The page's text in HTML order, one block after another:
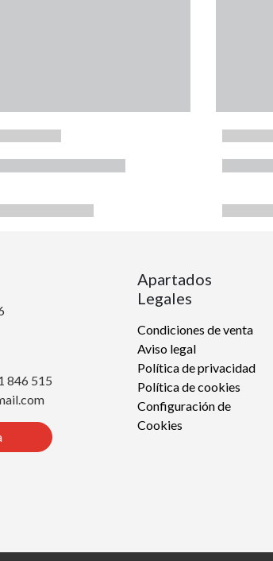
846 515
Apartados
Legales
Condiciones de venta
Aviso legal
Política de privacidad
Política de cookies
Configuración de
Cookies